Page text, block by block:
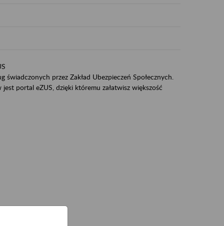
przez Zakład Ubezpieczeń Społecznych.
portal eZUS, dzięki któremu załatwisz większość